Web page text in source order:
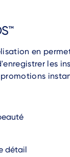
en
les
détail